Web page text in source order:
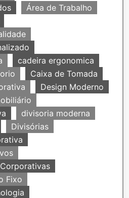
Área de Trabalho
cadeira ergonomica
Caixa de Tomada
Design Moderno
divisoria moderna
Divisórias
Fixo